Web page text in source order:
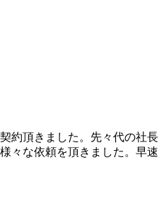
約頂きました。先々代の社長
々な依頼を頂きました。早速